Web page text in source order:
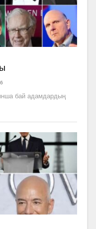
бай адамдардың